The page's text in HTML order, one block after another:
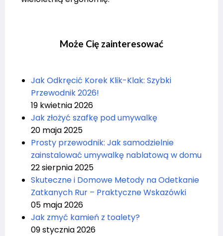
Może Cię zainteresować
Jak Odkręcić Korek Klik-Klak: Szybki
Przewodnik 2026!
19 kwietnia 2026
Jak złożyć szafkę pod umywalkę
20 maja 2025
Prosty przewodnik: Jak samodzielnie
zainstalować umywalkę nablatową w domu
22 sierpnia 2025
Skuteczne i Domowe Metody na Odetkanie
Zatkanych Rur – Praktyczne Wskazówki
05 maja 2026
Jak zmyć kamień z toalety?
09 stycznia 2026